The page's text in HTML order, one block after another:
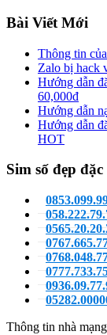
Bài Viết Mới
Thông tin
Zalo bị hack
Hướng dẫn
60,000đ
Hướng dẫn
Hướng dẫn
HOT
Sim số đẹp
Thông tin nhà mạng